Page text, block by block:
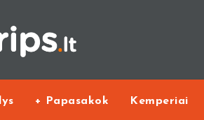
+ Papasakok Kemperiai